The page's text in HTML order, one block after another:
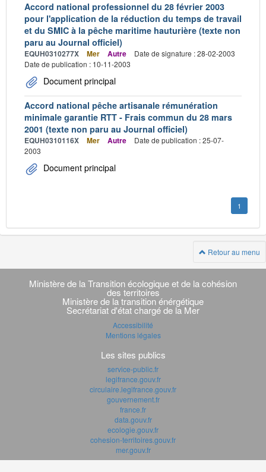
Accord national professionnel du 28 février 2003
pour l'application de la réduction du temps de travail
et du SMIC à la pêche maritime hauturière (texte non
paru au Journal officiel)
EQUH0310277X Mer Autre
Date de signature : 28-02-2003
Date de publication : 10-11-2003
Document principal
Accord national pêche artisanale rémunération
minimale garantie RTT - Frais commun du 28 mars
2001 (texte non paru au Journal officiel)
EQUH0310116X Mer Autre
Date de publication : 25-07-
2003
Document principal
1
Retour au menu
Navigation
transverse
Ministère de la Transition écologique et de la cohésion
des territoires
Ministère de la transition énérgétique
Secrétariat d'état chargé de la Mer
Accessibilité
Mentions légales
Les sites publics
service-public.fr
legifrance.gouv.fr
circulaire.legifrance.gouv.fr
gouvernement.fr
france.fr
data.gouv.fr
ecologie.gouv.fr
cohesion-territoires.gouv.fr
mer.gouv.fr